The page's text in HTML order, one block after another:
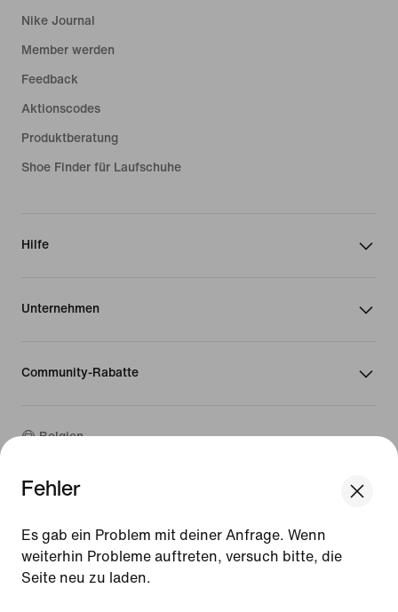
Update your location?
Belgien
Fehler
Es gab ein Problem mit deiner Anfrage. Wenn
weiterhin Probleme auftreten, versuch bitte, die
Seite neu zu laden.
Nike Journal
Member werden
Feedback
Aktionscodes
Produktberatung
Shoe Finder für Laufschuhe
Hilfe
Unternehmen
Community-Rabatte
Belgien
© 2026Nike, Inc. Alle Rechte vorbehalten
Nutzungsbedingungen
Verkaufsbedingungen
Impressum